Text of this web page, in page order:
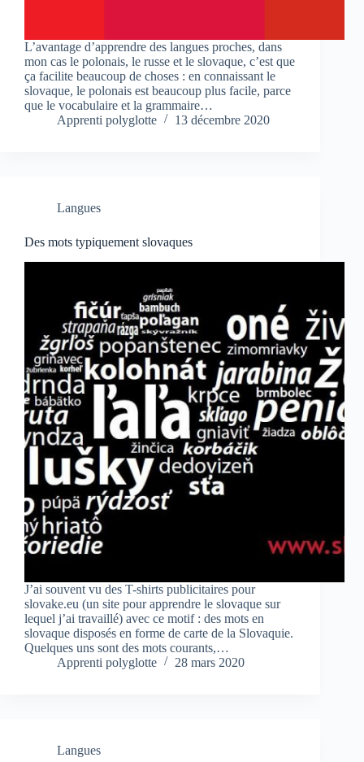
L’avantage d’apprendre des langues proches, dans
mon cas le polonais, le russe et le slovaque, c’est que
ça facilite beaucoup de choses : en connaissant le
slovaque, le polonais est beaucoup plus facile, parce
que le vocabulaire et la grammaire…
Apprenti polyglotte
13 décembre 2020
Langues
Des mots typiquement slovaques
J’ai souvent vu des T-shirts publicitaires pour
slovake.eu (un site pour apprendre le slovaque sur
lequel j’ai travaillé) avec ce motif : des mots en
slovaque disposés en forme de carte de la Slovaquie.
Quelques uns sont des mots courants,…
Apprenti polyglotte
28 mars 2020
Langues